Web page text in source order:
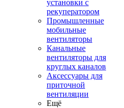
установки с
рекуператором
Промышленные
мобильные
вентиляторы
Канальные
вентиляторы для
круглых каналов
Аксессуары для
приточной
вентиляции
Ещё